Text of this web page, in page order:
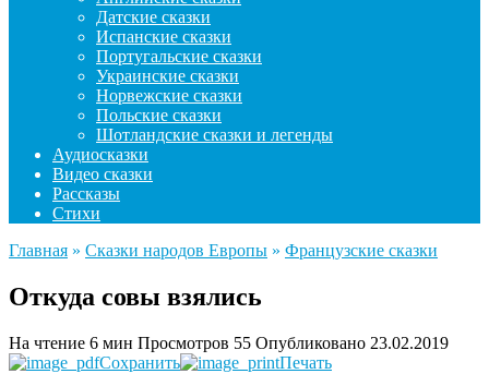
Датские сказки
Испанские сказки
Португальские сказки
Украинские сказки
Норвежские сказки
Польские сказки
Шотландские сказки и легенды
Аудиосказки
Видео сказки
Рассказы
Стихи
Главная » Сказки народов Европы » Французские сказки
Откуда совы взялись
На чтение 6 мин Просмотров 55 Опубликовано 23.02.2019
Сохранить
Печать